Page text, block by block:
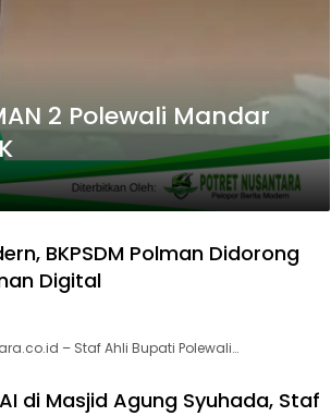
2 Polewali Mandar
BKPSDM Polman Didorong
Digital
– Staf Ahli Bupati Polewali…
di Masjid Agung Syuhada, Staf